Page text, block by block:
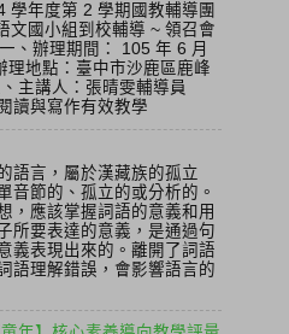
學年度第 2 學期國教輔導團
文國小組到校輔導 ~ 領召會
、辦理期間： 105 年 6 月
理地點：臺中市沙鹿區鹿峰
主講人：張晴雯輔導員
讀與寫作有效教學
語言，屬於漢藏族的孤立
音節的、孤立的或分析的。
，應該掌握詞語的意義和用
所要表達的意義，是通過句
義表現出來的。離開了詞語
語理解錯誤，會影響語言的